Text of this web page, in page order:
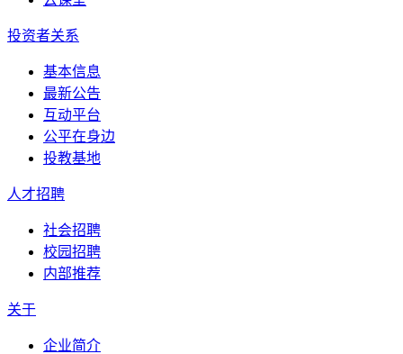
投资者关系
基本信息
最新公告
互动平台
公平在身边
投教基地
人才招聘
社会招聘
校园招聘
内部推荐
关于
企业简介